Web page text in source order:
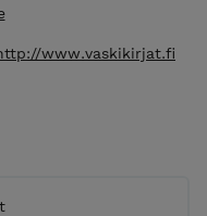
pitää antaa
www.vaskikirjat.fi